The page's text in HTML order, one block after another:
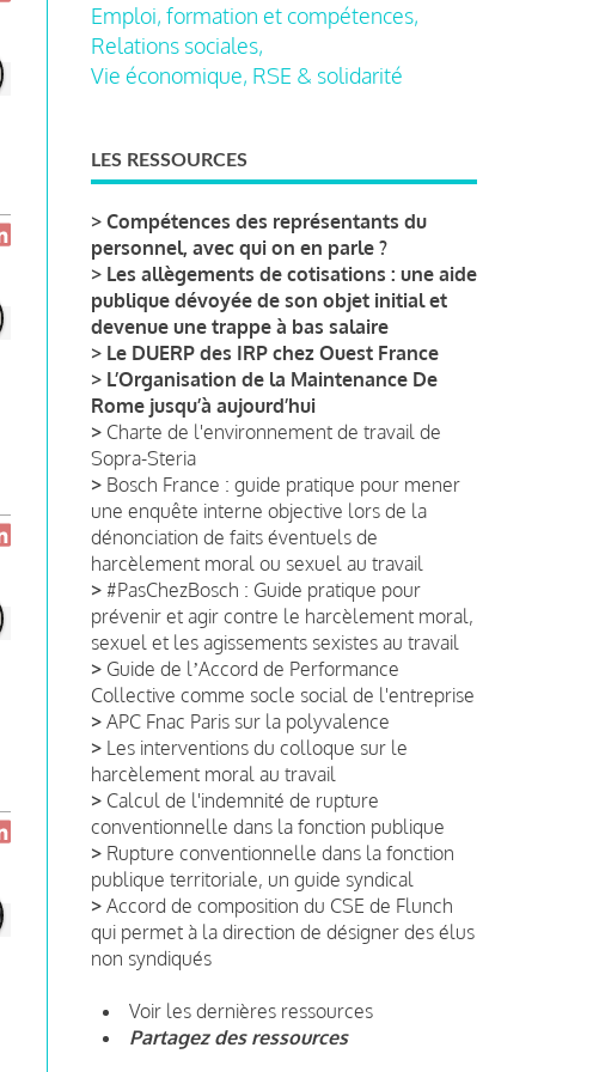
Emploi, formation et compétences,
Relations sociales,
Vie économique, RSE & solidarité
LES RESSOURCES
> Compétences des représentants du
personnel, avec qui on en parle ?
> Les allègements de cotisations : une aide
publique dévoyée de son objet initial et
devenue une trappe à bas salaire
> Le DUERP des IRP chez Ouest France
> L’Organisation de la Maintenance De
Rome jusqu’à aujourd’hui
> Charte de l'environnement de travail de
Sopra-Steria
> Bosch France : guide pratique pour mener
une enquête interne objective lors de la
dénonciation de faits éventuels de
harcèlement moral ou sexuel au travail
> #PasChezBosch : Guide pratique pour
prévenir et agir contre le harcèlement moral,
sexuel et les agissements sexistes au travail
> Guide de lʼAccord de Performance
Collective comme socle social de l'entreprise
> APC Fnac Paris sur la polyvalence
> Les interventions du colloque sur le
harcèlement moral au travail
> Calcul de l'indemnité de rupture
conventionnelle dans la fonction publique
> Rupture conventionnelle dans la fonction
publique territoriale, un guide syndical
> Accord de composition du CSE de Flunch
qui permet à la direction de désigner des élus
non syndiqués
Voir les dernières ressources
Partagez des ressources